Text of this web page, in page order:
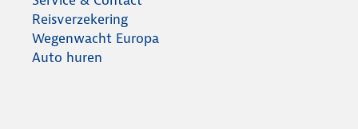
Reisverzekering
Wegenwacht Europa
Auto huren